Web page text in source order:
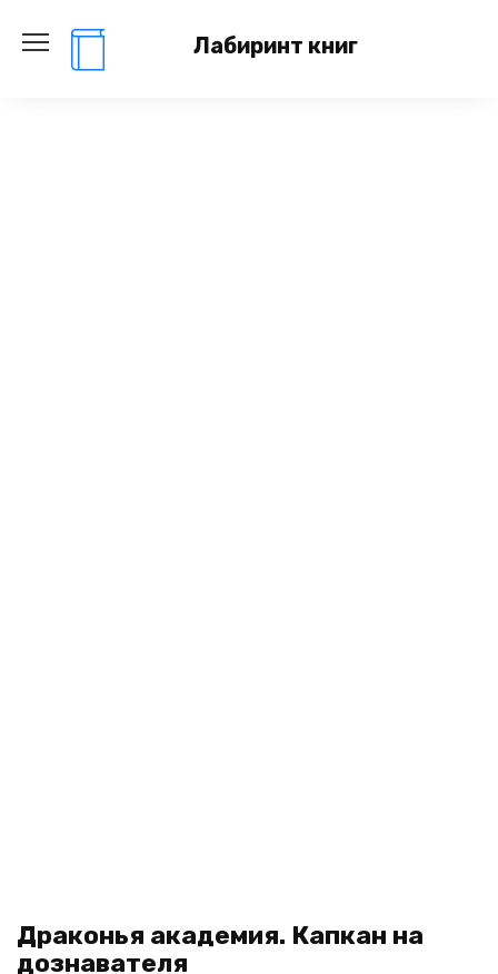
содержанию
Лабиринт книг
Драконья академия. Капкан на
дознавателя